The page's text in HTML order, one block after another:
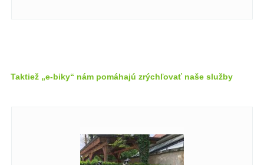
Taktiež „e-biky“ nám pomáhajú zrýchľovať naše služby